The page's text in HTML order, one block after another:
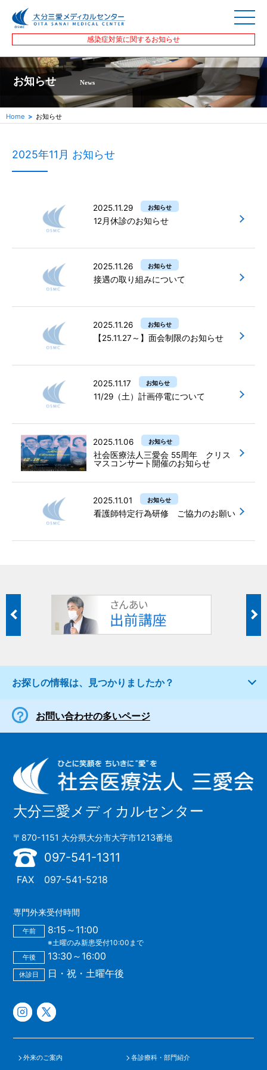
感染症対策に関するお知らせ
お知らせ News
Home お知らせ
2025年11月 お知らせ
2025.11.29 お知らせ
12月休診のお知らせ
2025.11.26 お知らせ
接遇の取り組みについて
2025.11.26 お知らせ
【25.11.27～】面会制限のお知らせ
2025.11.17 お知らせ
11/29（土）計画停電について
2025.11.06 お知らせ
社会医療法人三愛会 55周年 クリス
マスコンサート開催のお知らせ
2025.11.01 お知らせ
看護師特定行為研修 ご協力のお願い
お探しの情報は、見つかりましたか？
お問い合わせの多いページ
大分三愛メディカルセンター
〒870-1151 大分県大分市大字市1213番地
097-541-1311
FAX 097-541-5218
専門外来受付時間
午前 8:15～11:00
※土曜のみ新患受付10:00まで
午後 13:30～16:00
休診日 日・祝・土曜午後
外来のご案内
各診療科・部門紹介